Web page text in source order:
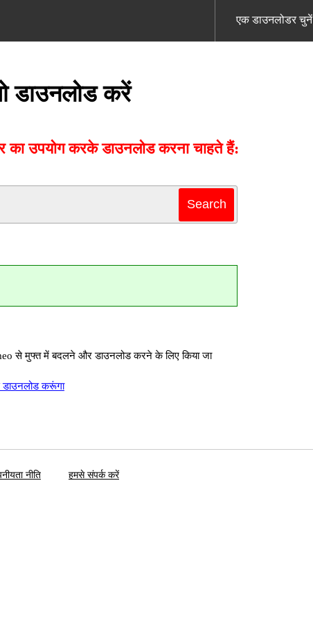
एक डाउनलोडर चुनें
डाउनलोड करें
उपयोग करके डाउनलोड करना चाहते हैं:
से मुफ्त में बदलने और डाउनलोड करने के लिए किया जा
करूंगा
नीति हमसे संपर्क करें